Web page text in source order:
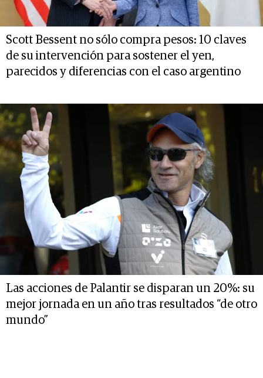
Scott Bessent no sólo compra pesos: 10 claves
de su intervención para sostener el yen,
parecidos y diferencias con el caso argentino
Las acciones de Palantir se disparan un 20%: su
mejor jornada en un año tras resultados “de otro
mundo”